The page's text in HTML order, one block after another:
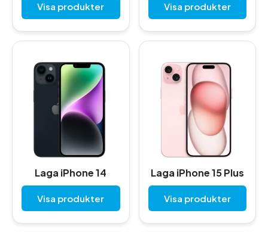
Visa produkter Visa produkter
Laga iPhone 14
Visa produkter
Laga iPhone 15 Plus
Visa produkter